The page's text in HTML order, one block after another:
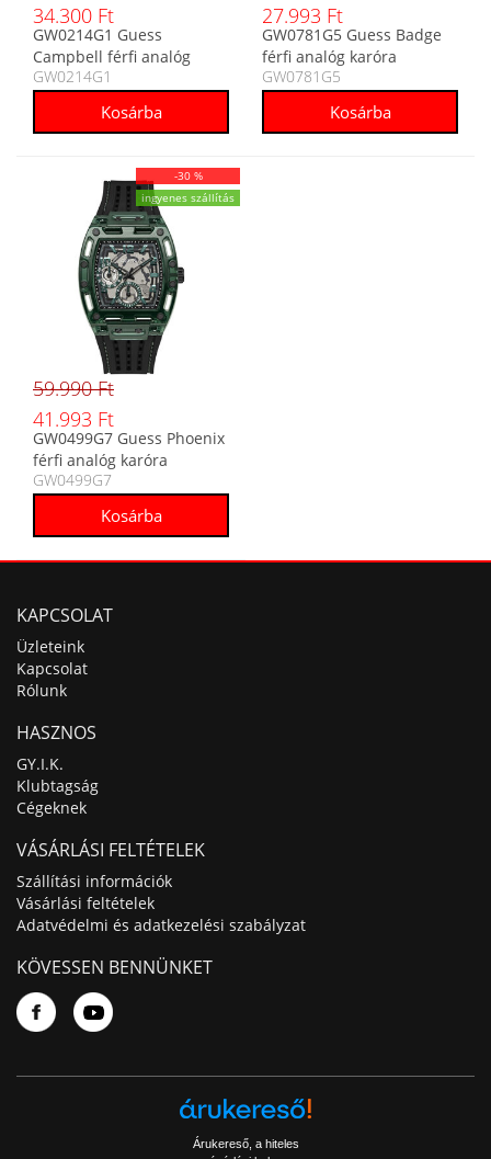
34.300 Ft
GW0214G1 Guess
Campbell férfi analóg
karóra
GW0214G1
27.993 Ft
GW0781G5 Guess Badge
férfi analóg karóra
GW0781G5
-30 %
ingyenes szállítás
59.990 Ft
41.993 Ft
GW0499G7 Guess Phoenix
férfi analóg karóra
GW0499G7
KAPCSOLAT
Üzleteink
Kapcsolat
Rólunk
HASZNOS
GY.I.K.
Klubtagság
Cégeknek
VÁSÁRLÁSI FELTÉTELEK
Szállítási információk
Vásárlási feltételek
Adatvédelmi és adatkezelési szabályzat
KÖVESSEN BENNÜNKET
Árukereső, a hiteles